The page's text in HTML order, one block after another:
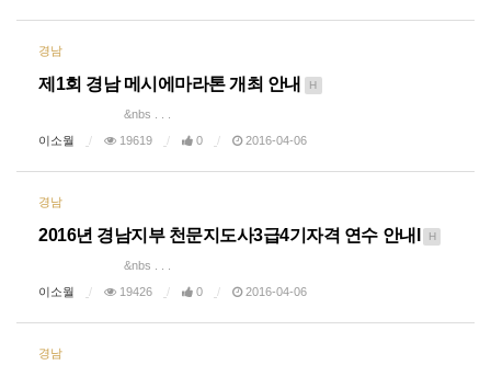
경남
제1회 경남 메시에마라톤 개최 안내 H
&nbs . . .
이소월
19619 0 2016-04-06
경남
2016년 경남지부 천문지도사3급4기자격 연수 안내l H
&nbs . . .
이소월
19426 0 2016-04-06
경남